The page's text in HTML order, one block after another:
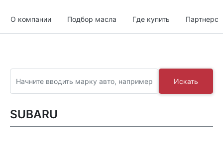
О компании Подбор масла Где купить
Искать
SUBARU